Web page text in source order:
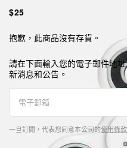
$25
抱歉，此商品沒有存貨。
請在下面輸入您的電子郵件地
新消息和公告。
一旦訂閱，代表您同意本公司的使用條款